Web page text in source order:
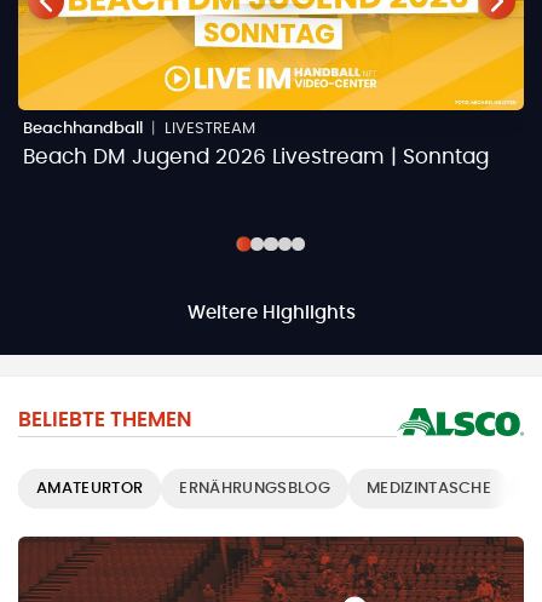
Beachhandball LIVESTREAM
Beach DM Jugend 2026 Livestream | Sonntag
Weitere Highlights
BELIEBTE THEMEN
AMATEURTOR ERNÄHRUNGSBLOG MEDIZINTASCHE